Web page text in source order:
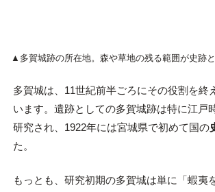
▲多賀城跡の所在地。森や草地の残る範囲が史跡
多賀城は、11世紀前半ごろにその役割を終
います。遺跡としての多賀城跡は特に江戸
研究され、1922年には宮城県で初めて国の
た。
もっとも、研究初期の多賀城は単に「蝦夷